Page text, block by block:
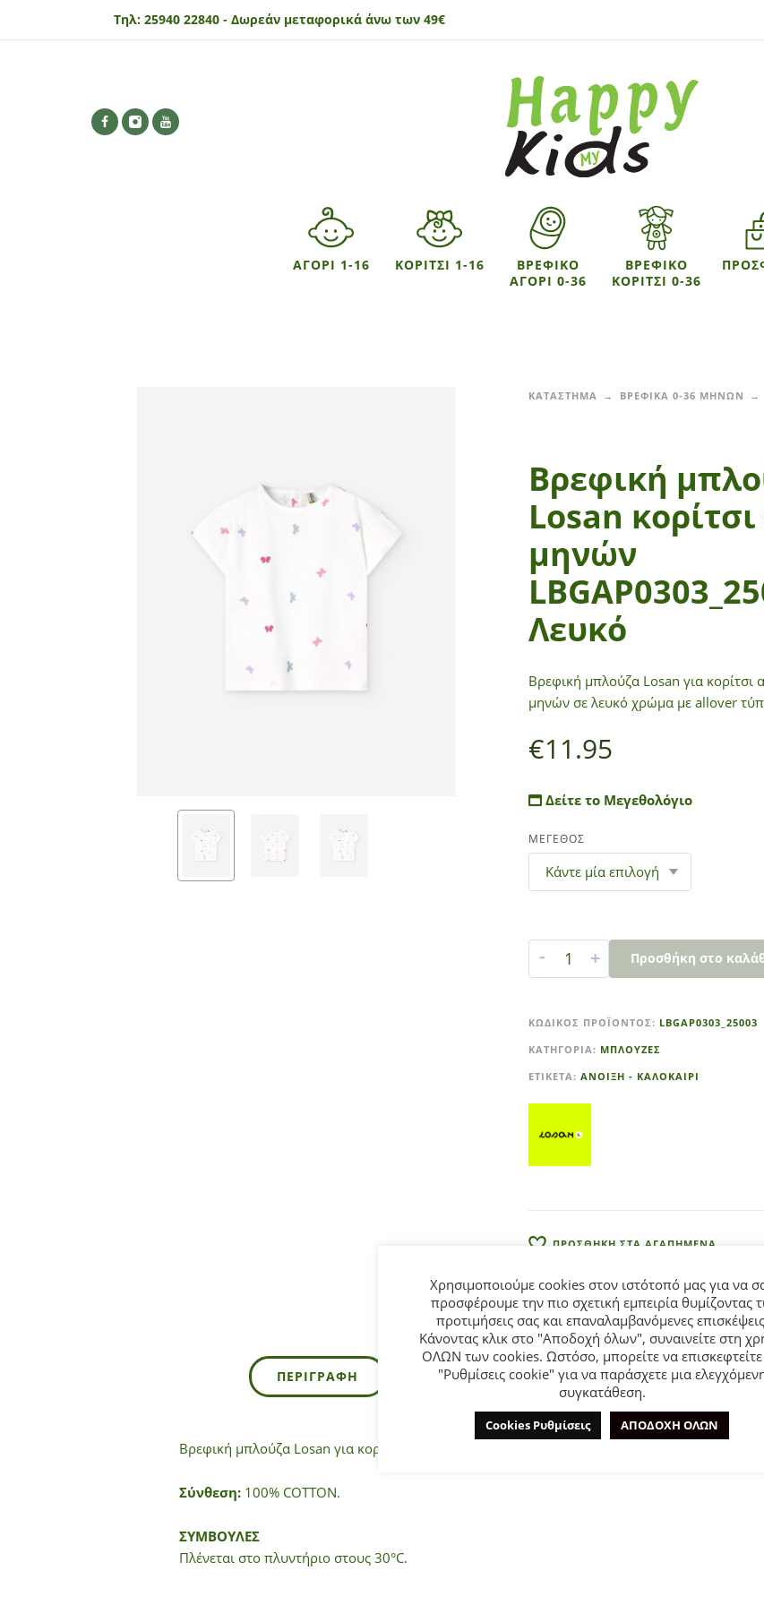
Τηλ: 25940 22840 - Δωρεάν μεταφορικά άνω των 49€
ΑΓΟΡΙ 1-16 ΚΟΡΙΤΣΙ 1-16
ΒΡΕΦΙΚΟ
ΑΓΟΡΙ 0-36
ΒΡΕΦΙΚΟ
ΚΟΡΙΤΣΙ 0-36
ΚΑΤΑΣΤΗΜΑ ΒΡΕΦΙΚΑ 0-36 ΜΗΝΩΝ
Βρεφική
Losan
μηνών
Λευκό
Βρεφική μπλούζα Losan για κορίτσι
μηνών σε λευκό χρώμα με allover
€11.95
Δείτε το Μεγεθολόγιο
ΜΕΓΕΘΟΣ
- + Προσθήκη στο
t
e
r
ΚΩΔΙΚΌΣ ΠΡΟΪΌΝΤΟΣ: LBGAP0303_25003
ΚΑΤΗΓΟΡΊΑ: ΜΠΛΟΥΖΕΣ
ΕΤΙΚΈΤΑ: ΑΝΟΙΞΗ - ΚΑΛΟΚΑΙΡΙ
ΠΡΟΣΘΗΚΗ ΣΤΑ ΑΓΑΠΗΜΕΝΑ
ΠΕΡΙΓΡΑΦΉ ΕΠΙΠΛΈΟΝ ΠΛΗΡΟΦΟΡΊΕΣ ΕΤΑΙΡΊΑ
Βρεφική μπλούζα Losan για κορίτσι από 6 έως 36 μηνών σε λευκό χρώμα με allover τύπωμα.
Σύνθεση:100% COTTON.
ΣΥΜΒΟΥΛΕΣ
Πλένεται στο πλυντήριο στους 30°C.
Χρησιμοποιούμε cookies στον ιστότοπό μας για να
προσφέρουμε την πιο σχετική εμπειρία θυμίζοντας
προτιμήσεις σας και επαναλαμβανόμενες
Κάνοντας κλικ στο "Αποδοχή όλων", συναινείτε στη
ΟΛΩΝ των cookies. Ωστόσο, μπορείτε να επισκεφτείτε
"Ρυθμίσεις cookie" για να παράσχετε μια
συγκατάθεση.
Cookies Ρυθμίσεις ΑΠΟΔΟΧΗ ΟΛΩΝ